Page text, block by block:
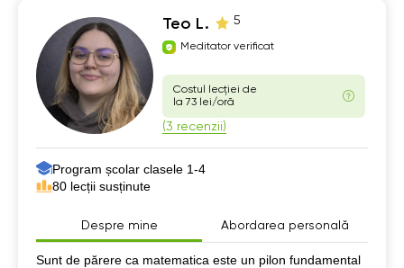
Teo L. 5
Meditator verificat
Costul lecției de
la 73 lei/oră
(3 recenzii)
Program școlar clasele 1-4
80 lecții susținute
Despre mine Abordarea personală
Despre mine
Sunt de părere ca matematica este un pilon fundamental